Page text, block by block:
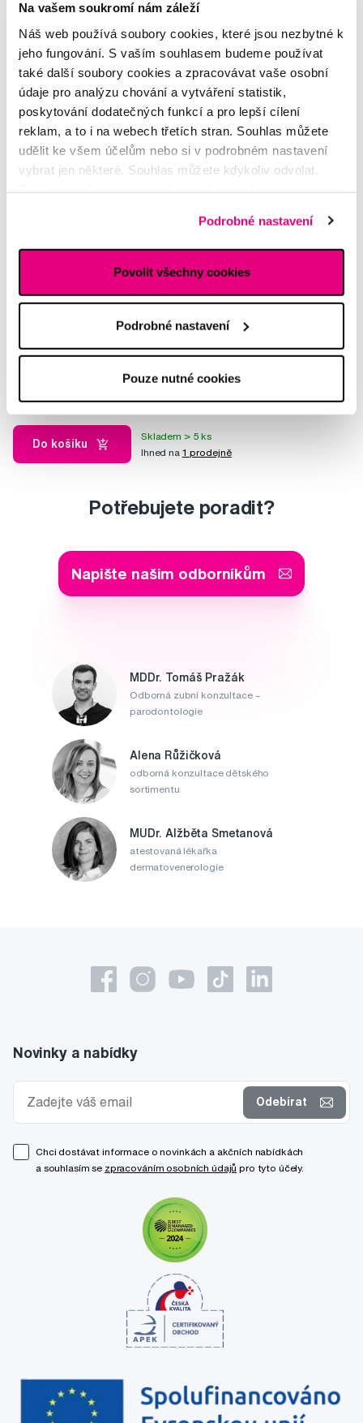
Na vašem soukromí nám záleží
Náš web používá soubory cookies, které jsou nezbytné k
jeho fungování. S vaším souhlasem budeme používat
také další soubory cookies a zpracovávat vaše osobní
údaje pro analýzu chování a vytváření statistik,
poskytování dodatečných funkcí a pro lepší cílení
reklam, a to i na webech třetích stran. Souhlas můžete
udělit ke všem účelům nebo si v podrobném nastavení
vybrat jen některé. Souhlas můžete kdykoliv odvolat.
Podrobné nastavení
Povolit všechny cookies
Podrobné nastavení
Pouze nutné cookies
Smilepen Whitening Gel, sada gelových bělicích per (3x 6 ml)
3,5/5 (3x)
Do košíku
Skladem > 5 ks
Ihned na 1 prodejně
Potřebujete poradit?
Napište našim odborníkům
MDDr. Tomáš Pražák
Odborná zubní konzultace –
parodontologie
Alena Růžičková
odborná konzultace dětského
sortimentu
MUDr. Alžběta Smetanová
atestovaná lékařka
dermatovenerologie
Novinky a nabídky
Odebírat
Chci dostávat informace o novinkách a akčních nabídkách
a souhlasím se zpracováním osobních údajů pro tyto účely.